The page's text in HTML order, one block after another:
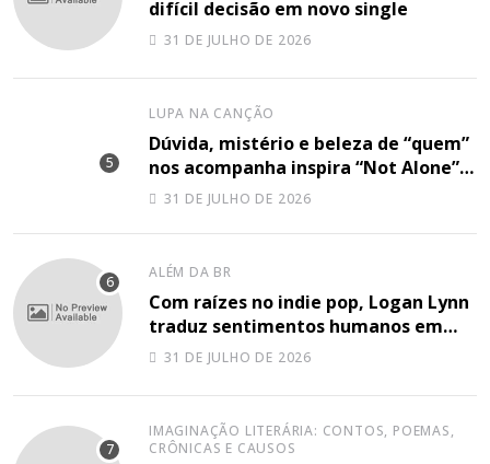
difícil decisão em novo single
31 DE JULHO DE 2026
LUPA NA CANÇÃO
Dúvida, mistério e beleza de “quem”
nos acompanha inspira “Not Alone”,
nova música de Mathias Baddo
31 DE JULHO DE 2026
ALÉM DA BR
Com raízes no indie pop, Logan Lynn
traduz sentimentos humanos em
“Everything And Everyone You Have
31 DE JULHO DE 2026
IMAGINAÇÃO LITERÁRIA: CONTOS, POEMAS,
CRÔNICAS E CAUSOS